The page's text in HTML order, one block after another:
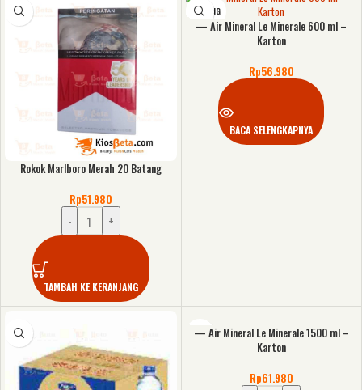
Rokok Marlboro Merah 20 Batang
Rp51.980
-
+
TAMBAH KE KERANJANG
KOSONG
— Air Mineral Le Minerale 600 ml –
Karton
Rp56.980
BACA SELENGKAPNYA
— Air Mineral Le Minerale 1500 ml –
Karton
Rp61.980